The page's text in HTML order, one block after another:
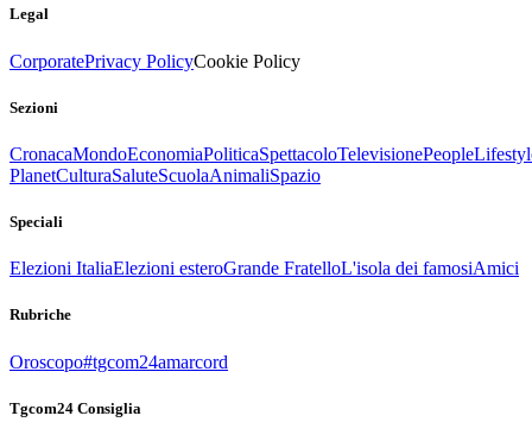
Legal
CorporatePrivacy PolicyCookie Policy
Sezioni
CronacaMondoEconomiaPoliticaSpettacoloTelevisionePeople
PlanetCulturaSaluteScuolaAnimaliSpazio
Speciali
Elezioni ItaliaElezioni esteroGrande FratelloL'isola dei famosiAmici
Rubriche
Oroscopo#tgcom24amarcord
Tgcom24 Consiglia